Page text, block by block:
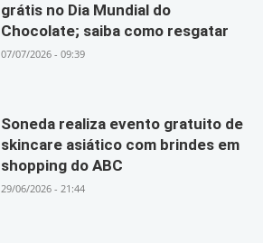
grátis no Dia Mundial do
Chocolate; saiba como resgatar
07/07/2026 - 09:39
Soneda realiza evento gratuito de
skincare asiático com brindes em
shopping do ABC
29/06/2026 - 21:44